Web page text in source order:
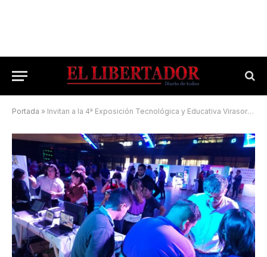
Portada » Invitan a la 4ª Exposición Tecnológica y Educativa Virasoro Tec